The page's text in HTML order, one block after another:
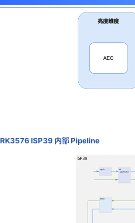
RK3576 ISP39 内部 Pipeline